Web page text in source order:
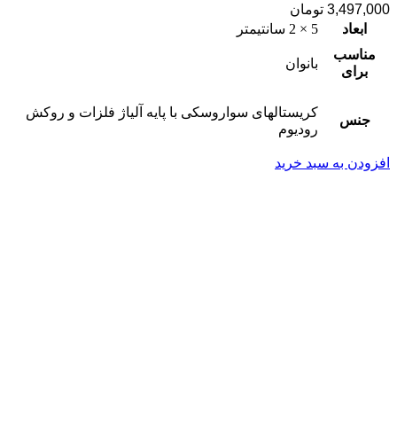
3,497,000 تومان
ابعاد
5 × 2 سانتیمتر
مناسب
برای
بانوان
جنس
کریستالهای سواروسکی با پایه آلیاژ فلزات و روکش
رودیوم
افزودن به سبد خرید